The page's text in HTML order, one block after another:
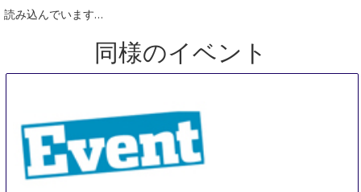
読み込んでいます…
同様のイベント